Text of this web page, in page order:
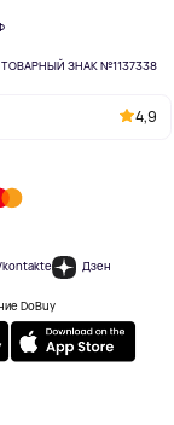
ЗНАК №1137338
4,9
Дзен
DoBuy